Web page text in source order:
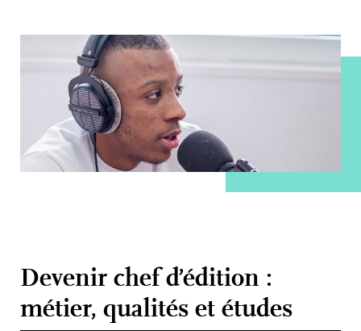
Devenir chef d’édition :
métier, qualités et études